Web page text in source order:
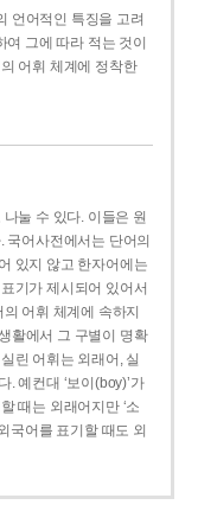
언어적인 특징을 고려
여 그에 따라 적는 것이
어휘 체계에 정착한
눌 수 있다. 이들은 원
국어사전에서는 단어의
있지 않고 한자어에는
기가 제시되어 있어서
어휘 체계에 속하지
활에서 그 구별이 명확
린 어휘는 외래어, 실
. 예컨대 ‘보이(boy)’가
때는 외래어지만 ‘소
국어를 표기할 때도 외